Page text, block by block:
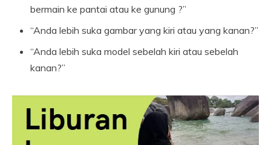
bermain ke pantai atau ke gunung ?”
“Anda lebih suka gambar yang kiri atau yang kanan?”
“Anda lebih suka model sebelah kiri atau sebelah
kanan?”